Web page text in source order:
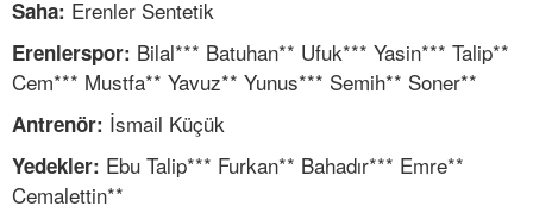
Saha: Erenler Sentetik
Erenlerspor: Bilal*** Batuhan** Ufuk*** Yasin*** Talip**
Cem*** Mustfa** Yavuz** Yunus*** Semih** Soner**
Antrenör: İsmail Küçük
Yedekler: Ebu Talip*** Furkan** Bahadır*** Emre**
Cemalettin**